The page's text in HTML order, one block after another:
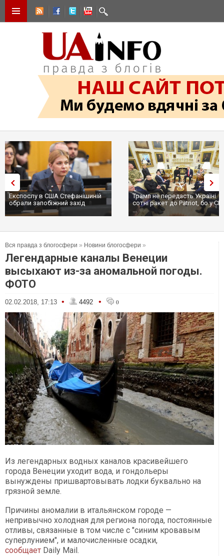
Трамп не передасть Україні
сотні ракет до Patriot, бо у США
Вибух у ресторані в Москві:
ціллю був головком ВКС
пр...
Вся правда з блогосфери » Новини блогосфери »
Легендарные каналы Венеции
высыхают из-за аномальной погоды.
ФОТО
02.02.2018, 17:13 • 4492 • 0
Из легендарных водных каналов красивейшего
города Венеции уходит вода, и гондольеры
вынуждены пришвартовывать лодки буквально на
грязной земле.
Причины аномалии в итальянском городе —
непривычно холодная для региона погода, постоянные
отливы, связанные в том числе с "синим кровавым
суперлунием", и малочисленные осадки,
сообщает Daily Mail.